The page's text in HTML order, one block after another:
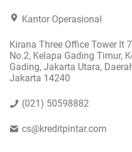
Kantor Operasional
Kirana Three Office Tower lt
No.2, Kelapa Gading Timur,
Gading, Jakarta Utara,
Jakarta 14240
(021) 50598882
cs@kreditpintar.com